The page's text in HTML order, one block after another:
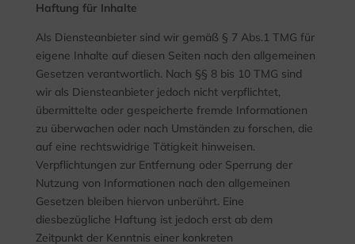
Haftung für Inhalte
Als Diensteanbieter sind wir gemäß § 7 Abs.1 TMG für
eigene Inhalte auf diesen Seiten nach den allgemeinen
Gesetzen verantwortlich. Nach §§ 8 bis 10 TMG sind
wir als Diensteanbieter jedoch nicht verpflichtet,
übermittelte oder gespeicherte fremde Informationen
zu überwachen oder nach Umständen zu forschen, die
auf eine rechtswidrige Tätigkeit hinweisen.
Verpflichtungen zur Entfernung oder Sperrung der
Nutzung von Informationen nach den allgemeinen
Gesetzen bleiben hiervon unberührt. Eine
diesbezügliche Haftung ist jedoch erst ab dem
Zeitpunkt der Kenntnis einer konkreten